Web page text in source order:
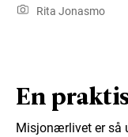
Rita Jonasmo
En
Misjonærlivet er så